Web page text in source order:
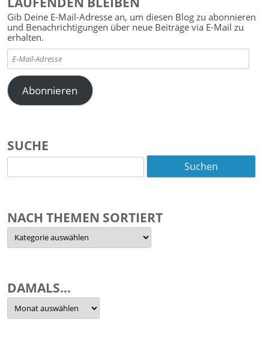
Gib Deine E-Mail-Adresse an, um diesen Blog zu abonnieren
und Benachrichtigungen über neue Beiträge via E-Mail zu
erhalten.
E-
Mail-
Adresse
Abonnieren
SUCHE
nach:
NACH THEMEN SORTIERT
Nach
Themen
sortiert
DAMALS…
Damals…